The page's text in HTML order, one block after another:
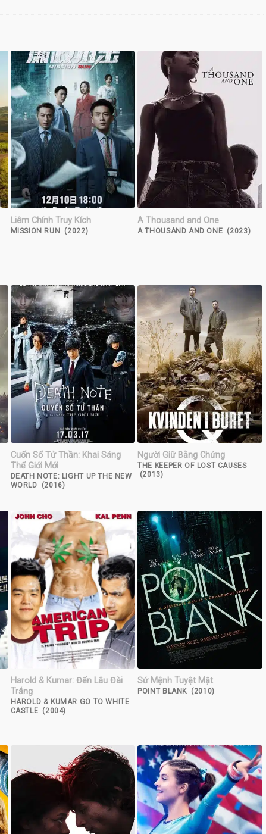
Liêm Chính Truy Kích
MISSION RUN (2022)
A Thousand and One
A THOUSAND AND ONE (2023)
Cuốn Sổ Tử Thần: Khai Sáng
Thế Giới Mới
DEATH NOTE: LIGHT UP THE NEW
WORLD (2016)
Người Giữ Bằng Chứng
THE KEEPER OF LOST CAUSES
(2013)
Harold & Kumar: Đến Lâu Đài
Trắng
HAROLD & KUMAR GO TO WHITE
CASTLE (2004)
Sứ Mệnh Tuyệt Mật
POINT BLANK (2010)